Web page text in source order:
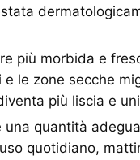
più morbida e
le zone secche
più liscia e
una quantità
quotidiano,